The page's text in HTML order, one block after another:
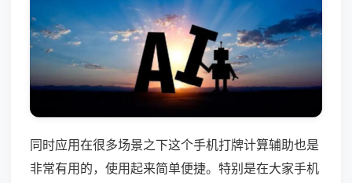
同时应用在很多场景之下这个手机打牌计算辅助也是
非常有用的，使用起来简单便捷。特别是在大家手机